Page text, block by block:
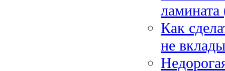
Как
не